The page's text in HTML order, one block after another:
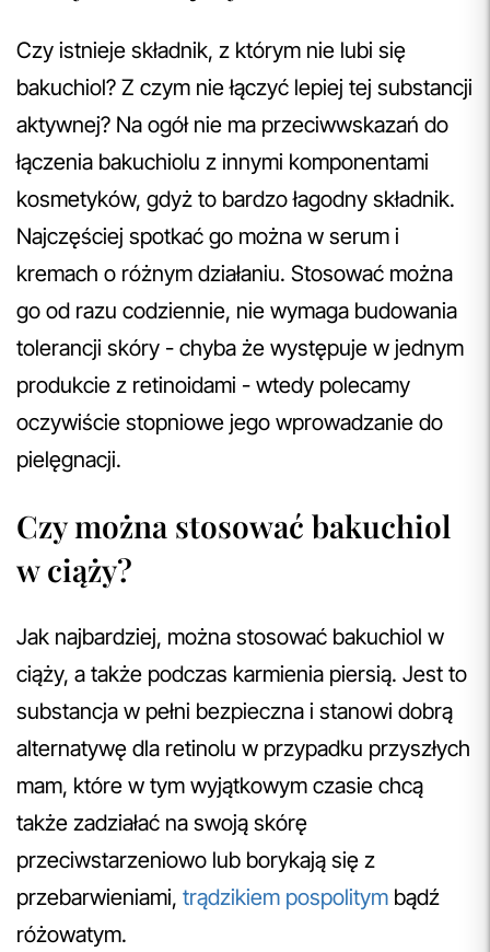
Czy istnieje składnik, z którym nie lubi się
bakuchiol? Z czym nie łączyć lepiej tej substancji
aktywnej? Na ogół nie ma przeciwwskazań do
łączenia bakuchiolu z innymi komponentami
kosmetyków, gdyż to bardzo łagodny składnik.
Najczęściej spotkać go można w serum i
kremach o różnym działaniu. Stosować można
go od razu codziennie, nie wymaga budowania
tolerancji skóry - chyba że występuje w jednym
produkcie z retinoidami - wtedy polecamy
oczywiście stopniowe jego wprowadzanie do
pielęgnacji.
Czy można stosować bakuchiol
w ciąży?
Jak najbardziej, można stosować bakuchiol w
ciąży, a także podczas karmienia piersią. Jest to
substancja w pełni bezpieczna i stanowi dobrą
alternatywę dla retinolu w przypadku przyszłych
mam, które w tym wyjątkowym czasie chcą
także zadziałać na swoją skórę
przeciwstarzeniowo lub borykają się z
przebarwieniami, trądzikiem pospolitym bądź
różowatym.